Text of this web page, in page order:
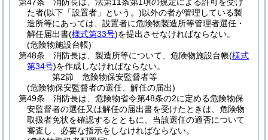
た者(以下「設置者」という。)以外の者が管理している製
造所等にあっては、設置者に危険物製造所等管理者選任・
解任届出書(様式第33号)を提出させなければならない。
(危険物施設台帳)
第48条
消防長は、製造所等について、危険物施設台帳(様式
第34号)を作成しなければならない。
第2節
危険物保安監督者等
(危険物保安監督者の選任、解任の届出)
第49条
消防長は、危険物省令第48条の2に定める危険物保
安監督者の選任又は解任の届出書を受けたときは、危険物
取扱者免状を確認するとともに、当該選任の適否について
審査し、必要な指示をしなければならない。